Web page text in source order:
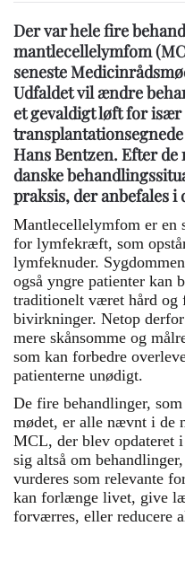
Der var hele fire
mantlecellelymfom
seneste
Udfaldet vil ændre
et gevaldigt løft for især
Hans Bentzen. Efter
danske
praksis, der anbefales i
Mantlecellelymfom er en
for lymfekræft, som
lymfeknuder.
også yngre patienter kan
traditionelt været hård og
bivirkninger. Netop
mere skånsomme og
som kan forbedre
patienterne unødigt.
De fire behandlinger,
mødet, er alle nævnt i de
MCL, der blev opdateret
sig altså om
vurderes som relevante
kan forlænge livet, give
forværres, eller reducere